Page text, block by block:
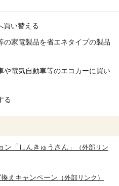
買い替える
の家電製品を省エネタイプの製品
や電気自動車等のエコカーに買い
る
「しんきゅうさん」
（外部リン
えキャンペーン （外部リンク）